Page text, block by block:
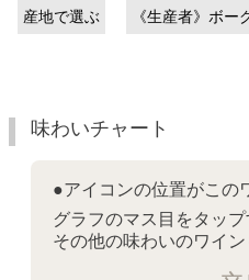
産地で選ぶ 《生産者》ボー
味わいチャート
●アイコンの位置がこの
グラフのマス目をタップ
その他の味わいのワイ